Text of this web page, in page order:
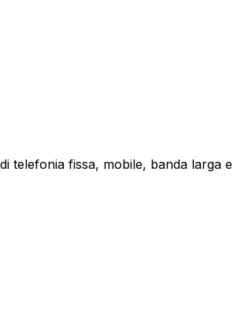
telefonia fissa, mobile, banda larga e